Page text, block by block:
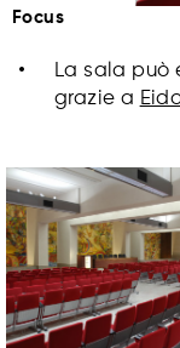
Focus
La sala può
grazie a